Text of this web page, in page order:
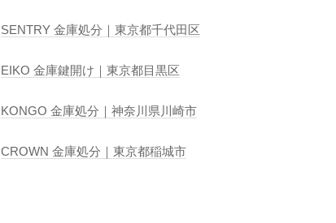
SENTRY 金庫処分｜東京都千代田区
EIKO 金庫鍵開け｜東京都目黒区
KONGO 金庫処分｜神奈川県川崎市
CROWN 金庫処分｜東京都稲城市